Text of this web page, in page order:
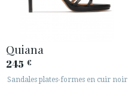
Quiana
245 €
Sandales plates-formes en cuir noir